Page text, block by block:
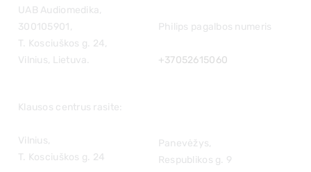
UAB Audiomedika,
300105901,
T. Kosciuškos g. 24,
Vilnius, Lietuva.
Philips pagalbos numeris
+37052615060
Klausos centrus rasite:
Vilnius,
T. Kosciuškos g. 24
Panevėžys,
Respublikos g. 9